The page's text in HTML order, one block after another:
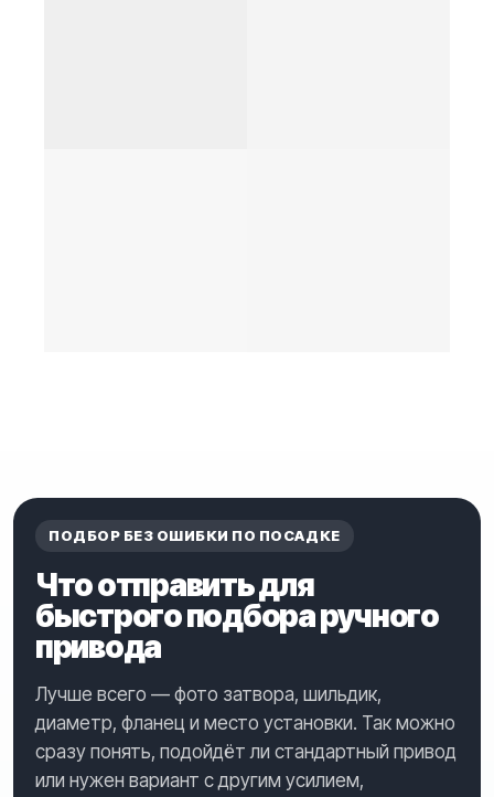
ПОДБОР БЕЗ ОШИБКИ ПО ПОСАДКЕ
Что отправить для
быстрого подбора ручного
привода
Лучше всего — фото затвора, шильдик,
диаметр, фланец и место установки. Так можно
сразу понять, подойдёт ли стандартный привод
или нужен вариант с другим усилием,